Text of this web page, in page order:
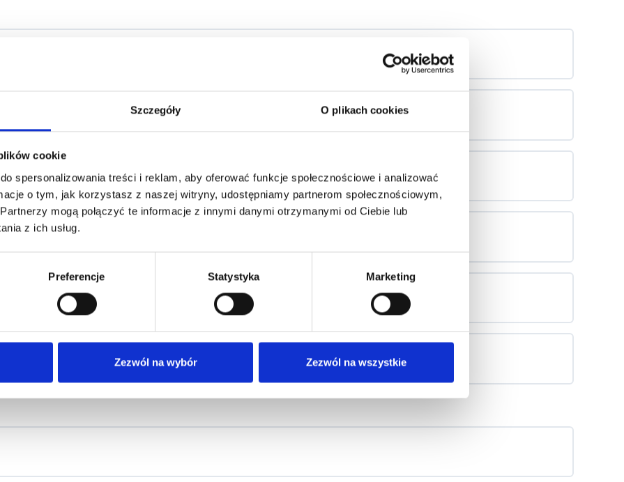
Szczegóły O plikach cookies
cookie
spersonalizowania treści i reklam, aby oferować funkcje społecznościowe i analizować
o tym, jak korzystasz z naszej witryny, udostępniamy partnerom społecznościowym,
mogą połączyć te informacje z innymi danymi otrzymanymi od Ciebie lub
z ich usług.
Preferencje Statystyka Marketing
Zezwól na wybór Zezwól na wszystkie